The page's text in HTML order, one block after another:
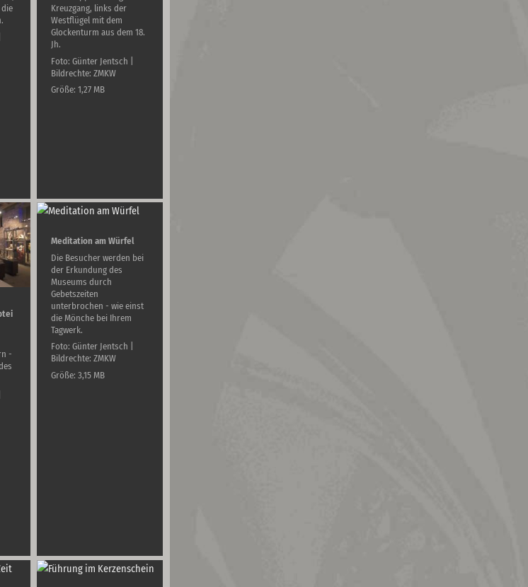
Kreuzgang, links der
Westflügel mit dem
Glockenturm aus dem 18.
Jh.
Foto: Günter Jentsch |
Bildrechte: ZMKW
Größe: 1,27 MB
-
Meditation am Würfel
Die Besucher werden bei
der Erkundung des
Museums durch
Gebetszeiten
unterbrochen - wie einst
die Mönche bei Ihrem
Tagwerk.
Foto: Günter Jentsch |
Bildrechte: ZMKW
Größe: 3,15 MB